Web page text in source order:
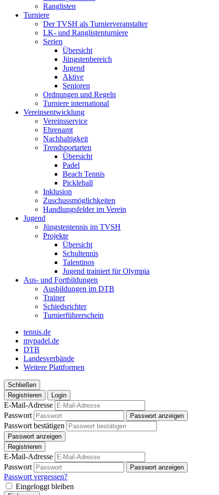
Ranglisten
Turniere
Der TVSH als Turnierveranstalter
LK- und Ranglistenturniere
Serien
Übersicht
Jüngstenbereich
Jugend
Aktive
Senioren
Ordnungen und Regeln
Turniere international
Vereinsentwicklung
Vereinsservice
Ehrenamt
Nachhaltigkeit
Trendsportarten
Übersicht
Padel
Beach Tennis
Pickleball
Inklusion
Zuschussmöglichkeiten
Handlungsfelder im Verein
Jugend
Jüngstentennis im TVSH
Projekte
Übersicht
Schultennis
Talentinos
Jugend trainiert für Olympia
Aus- und Fortbildungen
Ausbildungen im DTB
Trainer
Schiedsrichter
Turnierführerschein
tennis.de
mypadel.de
DTB
Landesverbände
Weitere Plattformen
Schließen
Registrieren
Login
E-Mail-Adresse
Passwort
Passwort anzeigen
Passwort bestätigen
Passwort anzeigen
Registrieren
E-Mail-Adresse
Passwort
Passwort anzeigen
Passwort vergessen?
Eingeloggt bleiben